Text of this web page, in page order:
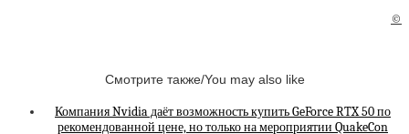
©
Смотрите также/You may also like
Компания Nvidia даёт возможность купить GeForce RTX 50 по
рекомендованной цене, но только на мероприятии QuakeCon